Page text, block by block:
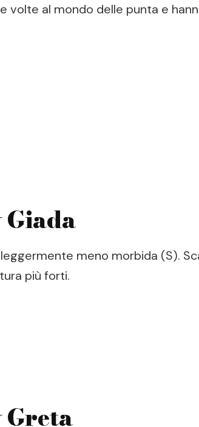
al mondo delle punta e
meno morbida (S).
più forti.
Greta